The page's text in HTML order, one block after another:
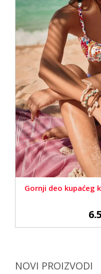
Gornji deo kupaćeg
NOVI PROIZVODI